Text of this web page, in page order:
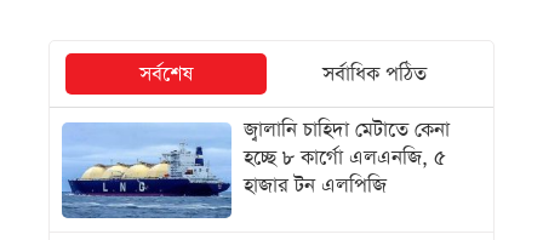
সর্বশেষ
সর্বাধিক পঠিত
জ্বালানি চাহিদা মেটাতে কেনা
হচ্ছে ৮ কার্গো এলএনজি, ৫
হাজার টন এলপিজি